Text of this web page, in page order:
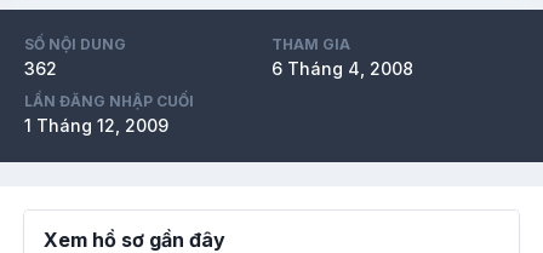
SỐ NỘI DUNG
362
THAM GIA
6 Tháng 4, 2008
LẦN ĐĂNG NHẬP CUỐI
1 Tháng 12, 2009
Xem hồ sơ gần đây